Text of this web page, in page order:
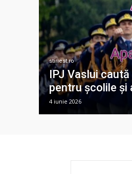
stiriest.ro
IPJ Vaslui
pentru școlile și
4 iunie 2026